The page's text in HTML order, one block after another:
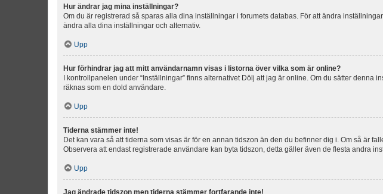
Hur ändrar jag mina inställningar?
Om du är registrerad så sparas alla dina inställningar i forumets databas. För att ändra
ändra alla dina inställningar och alternativ.
Upp
Hur förhindrar jag att mitt användarnamn visas i listorna över vilka som är online?
I kontrollpanelen under “Inställningar” finns alternativet Dölj att jag är online. Om du sätter
räknas som en dold användare.
Upp
Tiderna stämmer inte!
Det kan vara så att tiderna som visas är för en annan tidszon än den du befinner dig i. Om så är
Observera att endast registrerade användare kan byta tidszon, detta gäller även de flesta andra
Upp
Jag ändrade tidszon men tiderna stämmer fortfarande inte!